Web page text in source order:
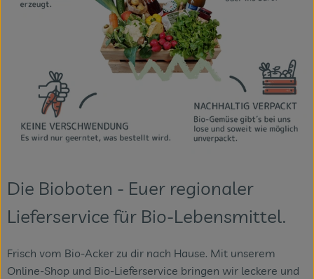
Firmenkunden
Veranstaltungen
Die Bioboten - Euer regionaler
Lieferservice für Bio-Lebensmittel.
Frisch vom Bio-Acker zu dir nach Hause. Mit unserem
Online-Shop und Bio-Lieferservice bringen wir leckere und